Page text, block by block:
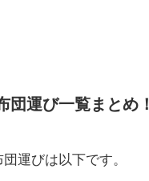
団運び一覧まとめ！
運びは以下です。